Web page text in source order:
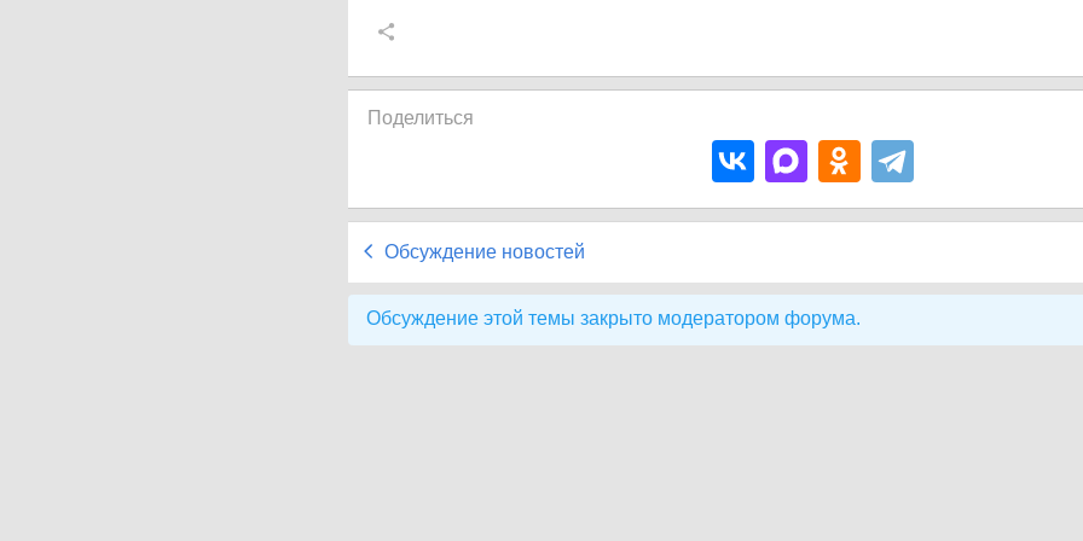
Поделиться
Обсуждение новостей
Обсуждение этой темы закрыто модератором форума.